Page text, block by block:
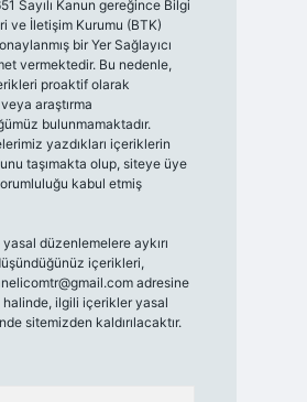
Sayılı Kanun gereğince Bilgi
ve İletişim Kurumu (BTK)
bir Yer Sağlayıcı
vermektedir. Bu nedenle,
proaktif olarak
araştırma
bulunmamaktadır.
yazdıkları içeriklerin
taşımakta olup, siteye üye
kabul etmiş
düzenlemelere aykırı
içerikleri,
adresine
halinde, ilgili içerikler yasal
sitemizden kaldırılacaktır.